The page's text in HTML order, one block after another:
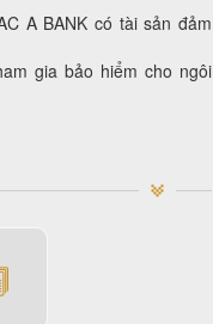
A BANK có tài sản đảm
gia bảo hiểm cho ngôi